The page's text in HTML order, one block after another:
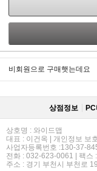
비회원으로 구매햇는데요
상점정보
상호명 : 와이드맵
대표 : 이건옥 | 개인정보 보
사업자등록번호 :130-37-
전화 : 032-623-0061 | 팩스
주소 : 경기 부천시 부천로